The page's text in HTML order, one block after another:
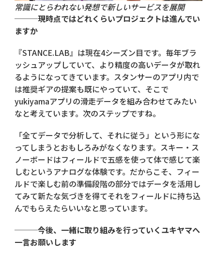
常識にとらわれない発想で新しいサービスを展開
───現時点ではどれくらいプロジェクトは進んでい
ますか
『STANCE.LAB』は現在4シーズン目です。毎年ブラ
ッシュアップしていて、より精度の高いデータが取れ
るようになってきています。スタンサーのアプリ内で
は推奨ギアの提案も既にやっていて、そこで
yukiyamaアプリの滑走データを組み合わせてみたい
なと考えています。次のステップですね。
「全てデータで分析して、それに従う」という形にな
ってしまうとおもしろみがなくなります。スキー・ス
ノーボードはフィールドで五感を使って体で感じて楽
しむというアナログな体験です。だからこそ、フィー
ルドで楽しむ前の準備段階の部分ではデータを活用し
てみて新たな気づきを得てそれをフィールドに持ち込
んでもらえたらいいなと思っています。
───今後、一緒に取り組みを行っていくユキヤマへ
一言お願いします